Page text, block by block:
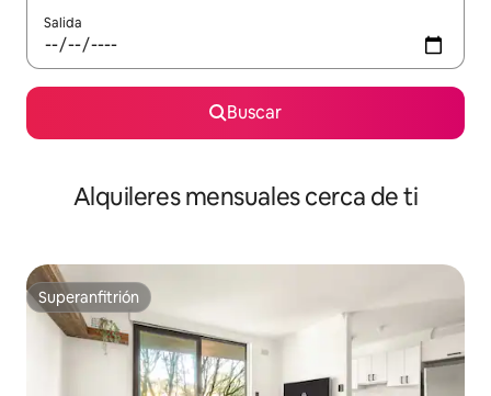
Salida
Buscar
Alquileres mensuales cerca de ti
Superanfitrión
Superanfitrión